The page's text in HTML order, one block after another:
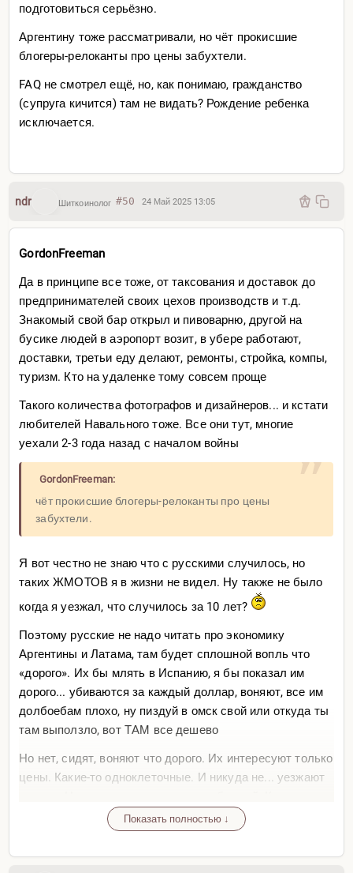
подготовиться серьёзно.
Аргентину тоже рассматривали, но чёт прокисшие
блогеры-релоканты про цены забухтели.
FAQ не смотрел ещё, но, как понимаю, гражданство
(супруга кичится) там не видать? Рождение ребенка
исключается.
ndr Шиткоинолог #50 24 Май 2025 13:05
GordonFreeman
Да в принципе все тоже, от таксования и доставок до
предпринимателей своих цехов производств и т.д.
Знакомый свой бар открыл и пивоварню, другой на
бусике людей в аэропорт возит, в убере работают,
доставки, третьи еду делают, ремонты, стройка, компы,
туризм. Кто на удаленке тому совсем проще
Такого количества фотографов и дизайнеров... и кстати
любителей Навального тоже. Все они тут, многие
уехали 2-3 года назад с началом войны
GordonFreeman:
чёт прокисшие блогеры-релоканты про цены
забухтели.
Я вот честно не знаю что с русскими случилось, но
таких ЖМОТОВ я в жизни не видел. Ну также не было
когда я уезжал, что случилось за 10 лет?
Поэтому русские не надо читать про экономику
Аргентины и Латама, там будет сплошной вопль что
«дорого». Их бы млять в Испанию, я бы показал им
дорого... убиваются за каждый доллар, воняют, все им
долбоебам плохо, ну пиздуй в омск свой или откуда ты
там выползло, вот ТАМ все дешево
Но нет, сидят, воняют что дорого. Их интересуют только
цены. Какие-то одноклеточные. И никуда не... уезжают
потребительская лихорадкаПоказать полностью ↓